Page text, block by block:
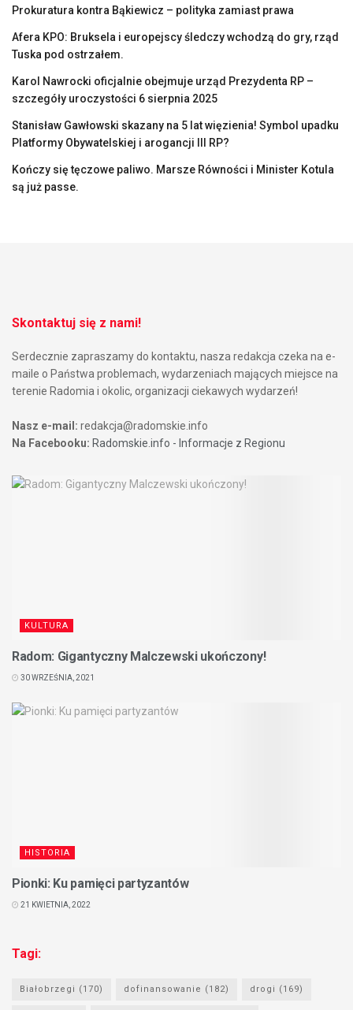
Prokuratura kontra Bąkiewicz – polityka zamiast prawa
Afera KPO: Bruksela i europejscy śledczy wchodzą do gry, rząd
Tuska pod ostrzałem.
Karol Nawrocki oficjalnie obejmuje urząd Prezydenta RP –
szczegóły uroczystości 6 sierpnia 2025
Stanisław Gawłowski skazany na 5 lat więzienia! Symbol upadku
Platformy Obywatelskiej i arogancji III RP?
Kończy się tęczowe paliwo. Marsze Równości i Minister Kotula
są już passe.
Skontaktuj się z nami!
Serdecznie zapraszamy do kontaktu, nasza redakcja czeka na e-
maile o Państwa problemach, wydarzeniach mających miejsce na
terenie Radomia i okolic, organizacji ciekawych wydarzeń!
Nasz e-mail: redakcja@radomskie.info
Na Facebooku: Radomskie.info - Informacje z Regionu
KULTURA
Radom: Gigantyczny Malczewski ukończony!
30 WRZEŚNIA, 2021
HISTORIA
Pionki: Ku pamięci partyzantów
21 KWIETNIA, 2022
Tagi:
Białobrzegi (170) dofinansowanie (182) drogi (169)